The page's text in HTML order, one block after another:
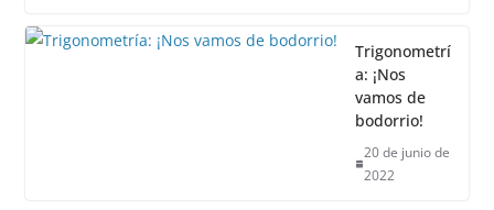
Trigonometrí
a: ¡Nos
vamos de
bodorrio!
20 de junio de
2022